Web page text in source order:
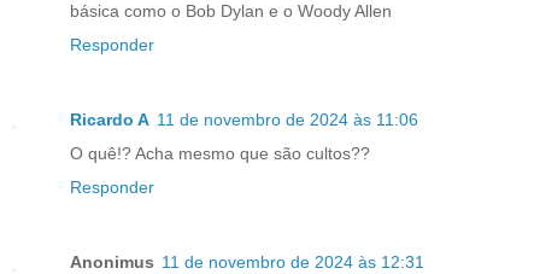
básica como o Bob Dylan e o Woody Allen
Responder
Ricardo A 11 de novembro de 2024 às 11:06
O quê!? Acha mesmo que são cultos??
Responder
Anonimus 11 de novembro de 2024 às 12:31